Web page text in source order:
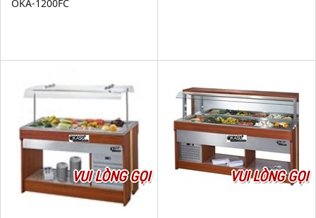
OKA-1200FC
VUI LÒNG GỌI VUI LÒNG GỌI